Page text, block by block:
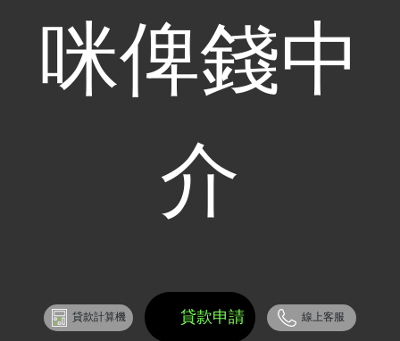
咪俾錢中
介
貸款計算機 貸款申請 線上客服